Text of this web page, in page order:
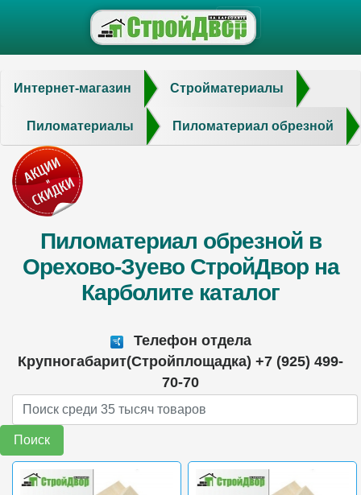
Интернет-магазин Стройматериалы
Пиломатериалы Пиломатериал обрезной
Пиломатериал обрезной в
Орехово-Зуево СтройДвор на
Карболите каталог
Телефон отдела
Крупногабарит(Стройплощадка) +7 (925) 499-
70-70
Поиск